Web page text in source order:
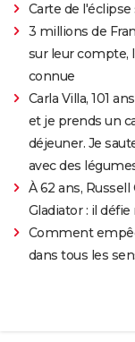
Carte de l'éclipse
3 millions de
sur leur compte,
connue
Carla Villa, 101
et je prends un
déjeuner. Je
avec des
À 62 ans,
Gladiator : il
Comment
dans tous les